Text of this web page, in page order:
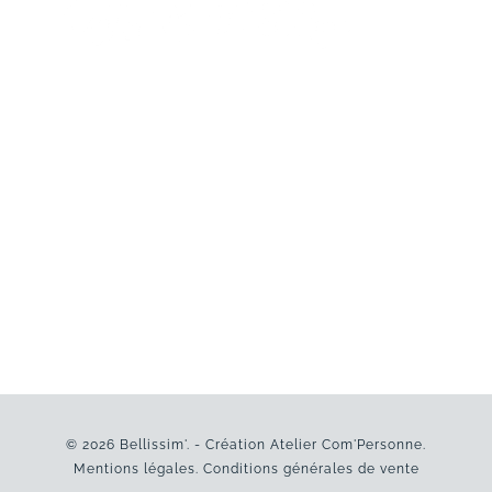
© 2026 Bellissim'. - Création Atelier Com'Personne.
Mentions légales. Conditions générales de vente